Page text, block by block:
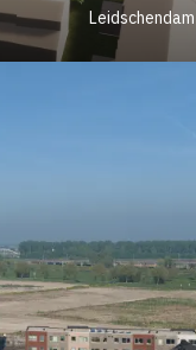
Leidschendam